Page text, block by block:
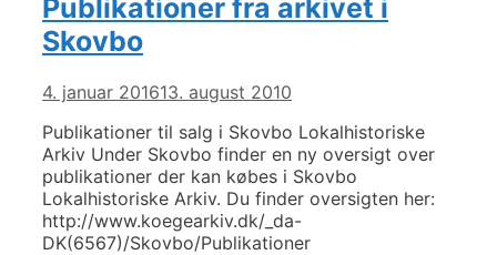
Publikationer fra arkivet i
Skovbo
4. januar 201613. august 2010
Publikationer til salg i Skovbo Lokalhistoriske
Arkiv Under Skovbo finder en ny oversigt over
publikationer der kan købes i Skovbo
Lokalhistoriske Arkiv. Du finder oversigten her:
http://www.koegearkiv.dk/_da-
DK(6567)/Skovbo/Publikationer